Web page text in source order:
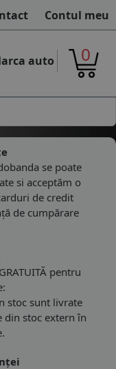
Contul meu
auto 0
se poate
si acceptăm o
de credit
de cumpărare
pentru
stoc sunt livrate
din stoc extern în